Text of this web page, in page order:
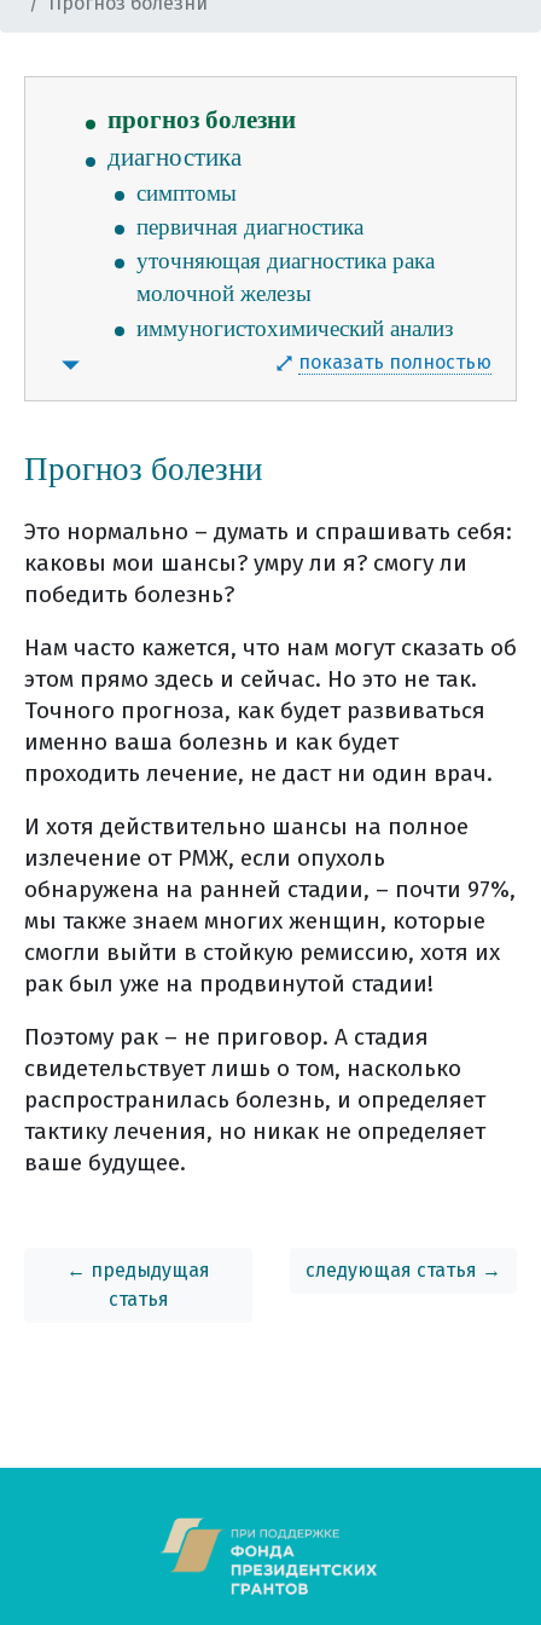
почему развивается рак молочной
что такое наследственный рмж
прогноз болезни
диагностика
симптомы
первичная диагностика
уточняющая диагностика рака
молочной железы
иммуногистохимический анализ
раковых клеток на her2
что такое fish-тест?
онкомаркеры
метастазирование
подтверждение (верификация)
диагноза (общая информация)
этапы постановки диагноза
подозрение или выявление у
больного онкологического
заболевания
нормативные акты
патоморфологическое заключение
молекулярно-генетическое
тестирование: что это и зачем об
этом нужно знать?
молекулярно-генетическое
исследование?
как получить свой
морфологический материал?
где и как хранить
хирургическое лечение
информация)
виды хирургического лечения
что необходимо сообщить врачу
показать полностью
Прогноз болезни
Это нормально – думать и спрашивать себя:
каковы мои шансы? умру ли я? смогу ли
победить болезнь?
Нам часто кажется, что нам могут сказать об
этом прямо здесь и сейчас. Но это не так.
Точного прогноза, как будет развиваться
именно ваша болезнь и как будет
проходить лечение, не даст ни один врач.
И хотя действительно шансы на полное
излечение от РМЖ, если опухоль
обнаружена на ранней стадии, – почти 97%,
мы также знаем многих женщин, которые
смогли выйти в стойкую ремиссию, хотя их
рак был уже на продвинутой стадии!
Поэтому рак – не приговор. А стадия
свидетельствует лишь о том, насколько
распространилась болезнь, и определяет
тактику лечения, но никак не определяет
ваше будущее.
← предыдущая
статья
следующая статья →